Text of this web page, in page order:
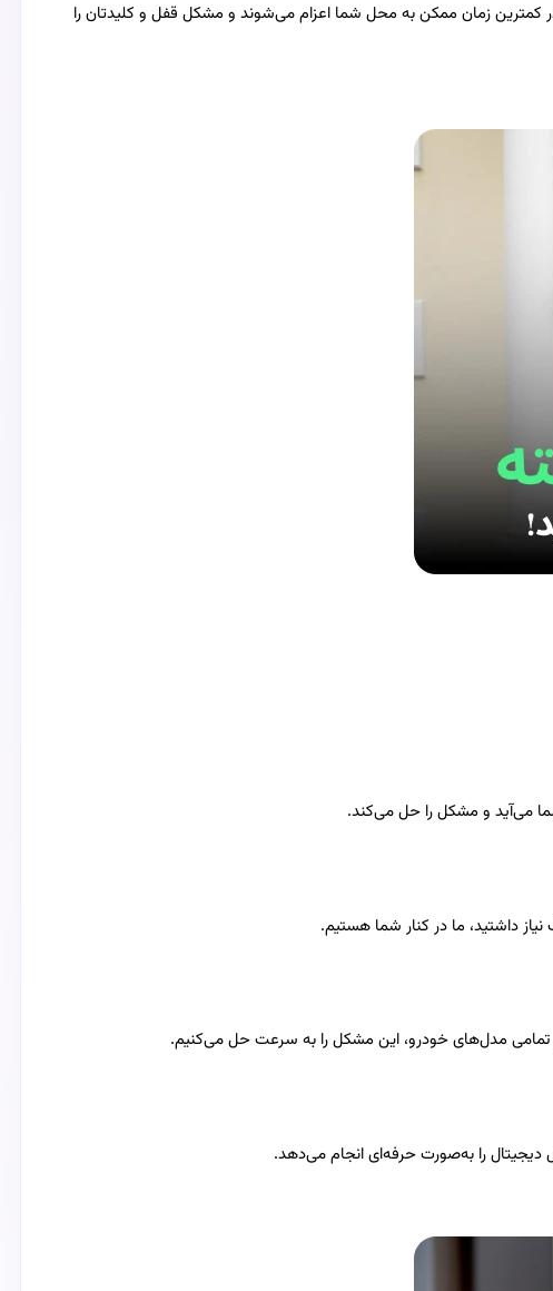
کمترین زمان ممکن به محل شما اعزام می‌شوند و مشکل قفل و کلیدتان را
داشتید، ما در کنار شما هستیم.
تمامی مدل‌های خودرو، این مشکل را به سرعت حل می‌کنیم.
را به‌صورت حرفه‌ای انجام می‌دهد.